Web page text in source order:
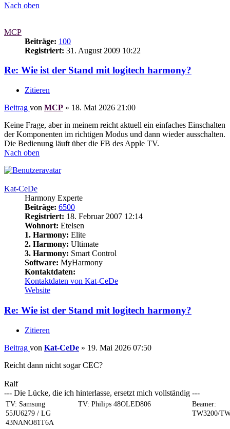
Nach oben
MCP
Beiträge: 100
Registriert: 31. August 2009 10:22
Re: Wie ist der Stand mit logitech harmony?
Zitieren
Beitrag von MCP » 18. Mai 2026 21:00
Keine Frage, aber in meinem reicht aktuell ein einfaches Einschalten
der Komponenten im richtigen Modus und dann wieder ausschalten.
Die Bedienung läuft über die FB des Apple TV.
Nach oben
Kat-CeDe
Harmony Experte
Beiträge: 6500
Registriert: 18. Februar 2007 12:14
Wohnort: Etelsen
1. Harmony: Elite
2. Harmony: Ultimate
3. Harmony: Smart Control
Software: MyHarmony
Kontaktdaten:
Kontaktdaten von Kat-CeDe
Website
Re: Wie ist der Stand mit logitech harmony?
Zitieren
Beitrag von Kat-CeDe » 19. Mai 2026 07:50
Reicht dann nicht sogar CEC?
Ralf
--- Die Lücke, die ich hinterlasse, ersetzt mich vollständig ---
TV: Samsung
55JU6279 / LG
43NANO81T6A
TV: Philips 48OLED806
Beamer:
TW3200/